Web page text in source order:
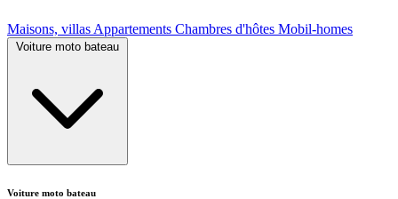
Maisons, villas Appartements Chambres d'hôtes Mobil-homes
Voiture moto bateau
Voiture moto bateau